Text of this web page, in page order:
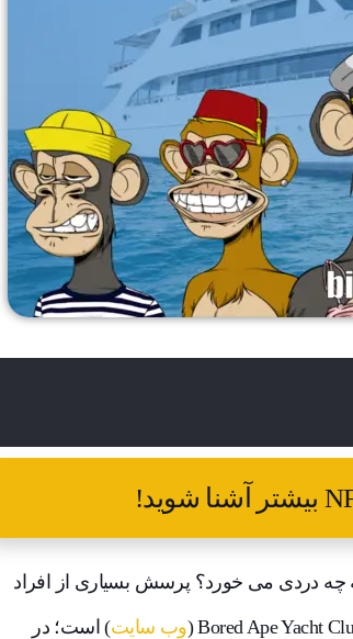
چه دردی می خورد؟ پرسش بسیاری از افراد
وب سایت) است؛ در